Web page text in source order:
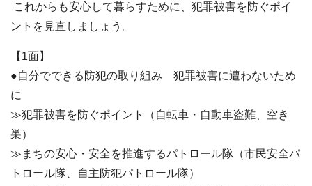
これからも安心して暮らすために、犯罪被害を防ぐポイ
ントを見直しましょう。
【1面】
●自分でできる防犯の取り組み 犯罪被害に遭わないため
に
≫犯罪被害を防ぐポイント（自転車・自動車盗難、空き
巣）
≫まちの安心・安全を推進するパトロール隊（市民安全パ
トロール隊、自主防犯パトロール隊）